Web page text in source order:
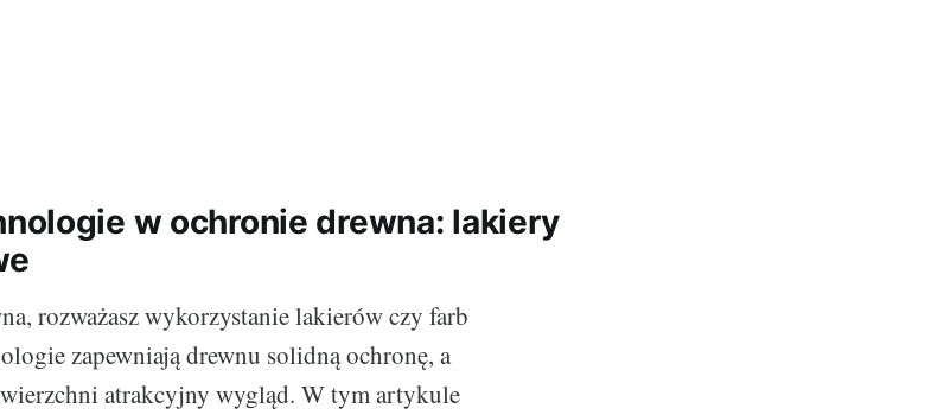
w ochronie drewna: lakiery
rozważasz wykorzystanie lakierów czy farb
zapewniają drewnu solidną ochronę, a
atrakcyjny wygląd. W tym artykule